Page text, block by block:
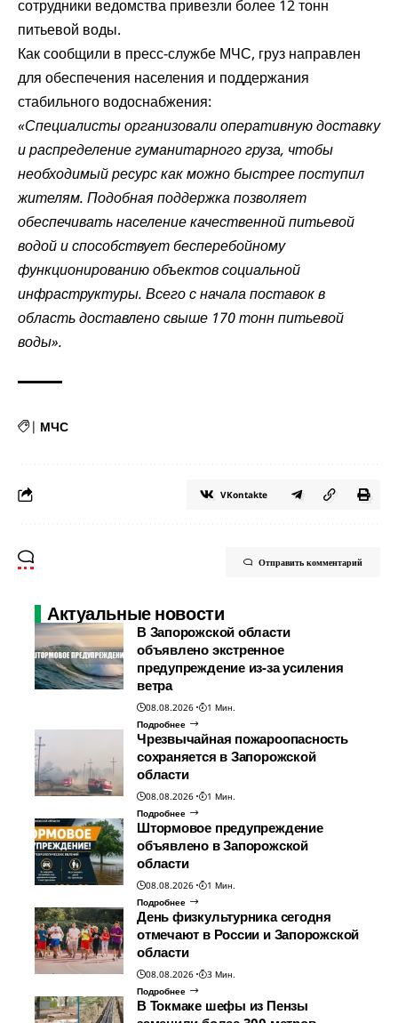
сотрудники ведомства привезли более 12 тонн
питьевой воды.
Как сообщили в пресс-службе МЧС, груз направлен
для обеспечения населения и поддержания
стабильного водоснабжения:
«Специалисты организовали оперативную доставку
и распределение гуманитарного груза, чтобы
необходимый ресурс как можно быстрее поступил
жителям. Подобная поддержка позволяет
обеспечивать население качественной питьевой
водой и способствует бесперебойному
функционированию объектов социальной
инфраструктуры. Всего с начала поставок в
область доставлено свыше 170 тонн питьевой
воды».
| МЧС
VKontakte
Отправить комментарий
Актуальные новости
В Запорожской области
объявлено экстренное
предупреждение из-за усиления
ветра
08.08.2026
1 Мин.
Подробнее
Чрезвычайная пожароопасность
сохраняется в Запорожской
области
08.08.2026
1 Мин.
Подробнее
Штормовое предупреждение
объявлено в Запорожской
области
08.08.2026
1 Мин.
Подробнее
День физкультурника сегодня
отмечают в России и Запорожской
области
08.08.2026
3 Мин.
Подробнее
В Токмаке шефы из Пензы